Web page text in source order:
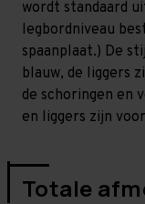
wordt standaard
legbordniveau
spaanplaat.) De
blauw, de liggers
de schoringen en
en liggers zijn
Totale